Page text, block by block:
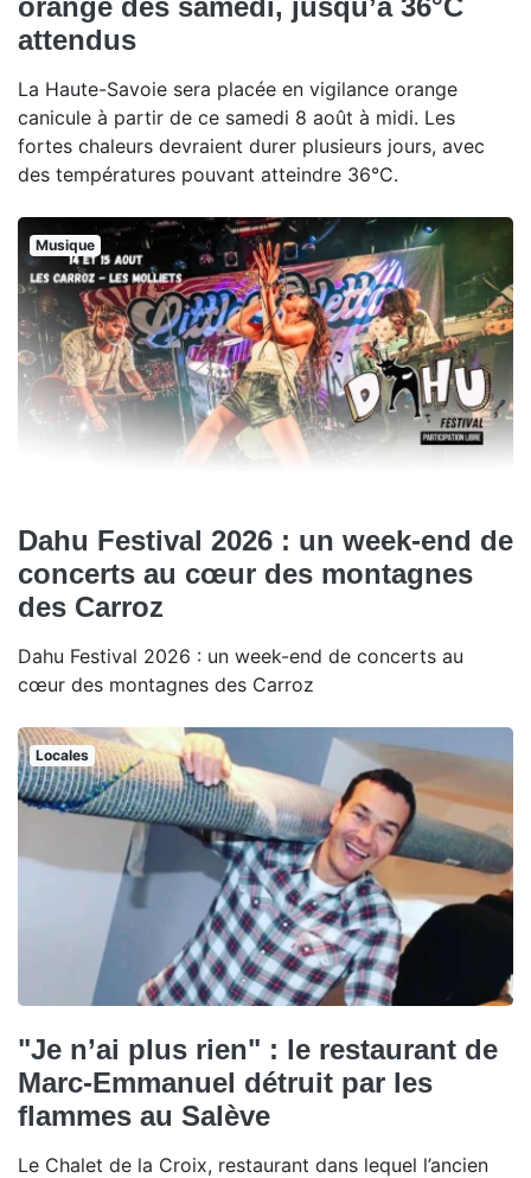
orange dès samedi, jusqu’à 36°C
attendus
La Haute-Savoie sera placée en vigilance orange
canicule à partir de ce samedi 8 août à midi. Les
fortes chaleurs devraient durer plusieurs jours, avec
des températures pouvant atteindre 36°C.
Musique
Dahu Festival 2026 : un week-end de
concerts au cœur des montagnes
des Carroz
Dahu Festival 2026 : un week-end de concerts au
cœur des montagnes des Carroz
Locales
"Je n’ai plus rien" : le restaurant de
Marc-Emmanuel détruit par les
flammes au Salève
Le Chalet de la Croix, restaurant dans lequel l’ancien